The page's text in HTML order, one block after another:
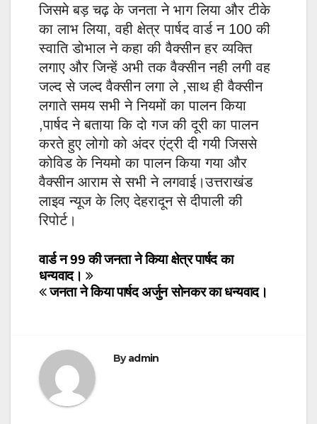
जिसमे बड़ चढ़ के जनता ने भाग लिया और टीके
का लाभ लिया, वही क्षेत्र पार्षद वार्ड न 100 की
स्वाति डोभाल ने कहा की वैक्सीन हर व्यक्ति
लगाए और जिन्हें अभी तक वैक्सीन नही लगी वह
जल्द से जल्द वैक्सीन लगा ले ,साथ ही वैक्सीन
लगाते समय सभी ने नियमों का पालन किया
,पार्षद ने बताया कि दो गज की दूरी का पालन
करते हुए लोगो को अंदर एंट्री दी गयी जिससे
कोविड के नियमो का पालन किया गया और
वैक्सीन आराम से सभी ने लगवाई।उत्तराखंड
लाइव न्यूज के लिए देहरादून से दीपाली की
रिपोर्ट।
Post
navigation
वार्ड न 99 की जनता ने किया क्षेत्र पार्षद का
धन्यवाद।
जनता ने किया पार्षद अर्जुन सोनकर का धन्यवाद।
Byadmin